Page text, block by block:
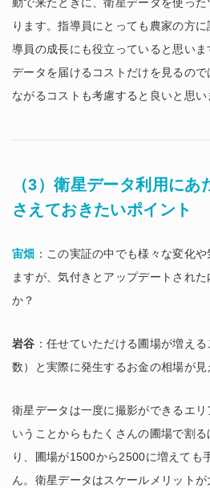
動で来たときに、衛星データを使っ
ります。指導員にとっても農家の方
導員の成長にも役立っていると思い
データを届けるコストだけを見るの
ながるコストも考慮すると良いと思い
（3）衛星データ利用に
さえておきたいポイント
宙畑 ：この実証の中でも様々な変化
ますが、気付きとアップデートされ
か？
岩谷 ：任せていただける圃場が増え
数）と実際に発生するお金の相場が見
衛星データは一度に撮影ができるエ
いうことからもたくさんの圃場で割
り、圃場が1500から2500に増えても
ん。衛星データはスケールメリット